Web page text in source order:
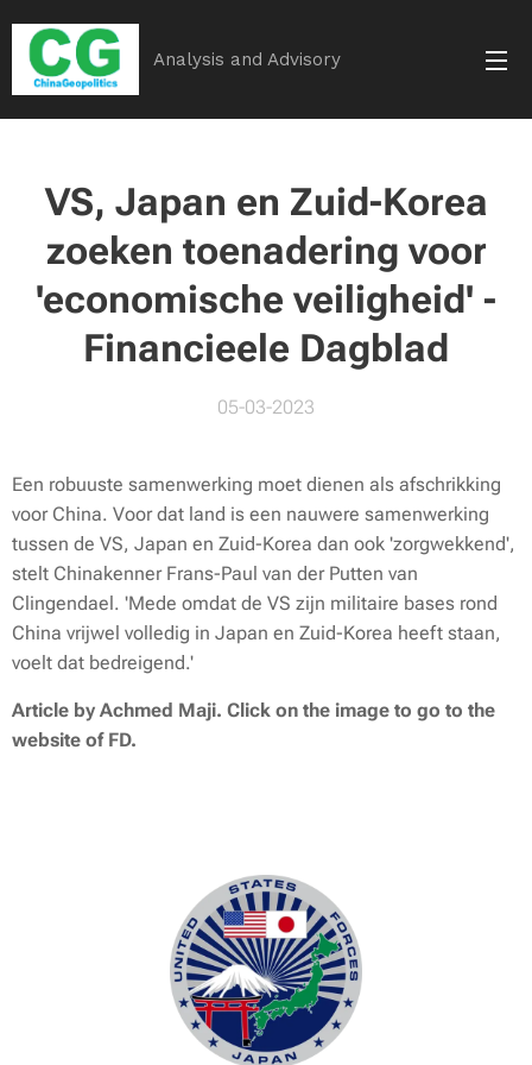
Analysis and Advisory
VS, Japan en Zuid-Korea
zoeken toenadering voor
'economische veiligheid' -
Financieele Dagblad
05-03-2023
Een robuuste samenwerking moet dienen als afschrikking
voor China. Voor dat land is een nauwere samenwerking
tussen de VS, Japan en Zuid-Korea dan ook 'zorgwekkend',
stelt Chinakenner Frans-Paul van der Putten van
Clingendael. 'Mede omdat de VS zijn militaire bases rond
China vrijwel volledig in Japan en Zuid-Korea heeft staan,
voelt dat bedreigend.'
Article by Achmed Maji. Click on the image to go to the
website of FD.